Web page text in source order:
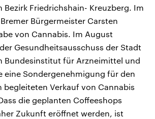
Bezirk Friedrichshain- Kreuzberg. Im
Bürgermeister Carsten
von Cannabis. Im August
Gesundheitsausschuss der Stadt
Bundesinstitut für Arzneimittel und
eine Sondergenehmigung für den
Verkauf von Cannabis
die geplanten Coffeeshops
Zukunft eröffnet werden, ist